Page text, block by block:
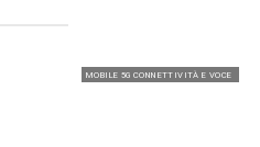
MOBILE 5G CONNETTIVITÀ E VOCE